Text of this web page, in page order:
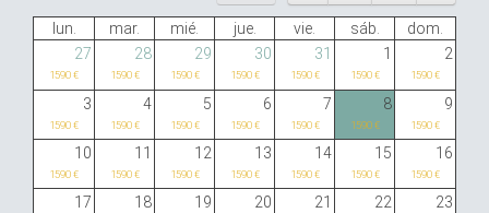
lun. mar. mié. jue. vie. sáb.
dom.
27
28 29 30 31 1 2
1590 € 1590 € 1590 € 1590 € 1590 € 1590 € 1590 €
3 4 5 6 7 8 9
1590 € 1590 € 1590 € 1590 € 1590 € 1590 € 1590 €
10 11 12 13 14 15 16
1590 € 1590 € 1590 € 1590 € 1590 € 1590 € 1590 €
17 18 19 20 21 22 23